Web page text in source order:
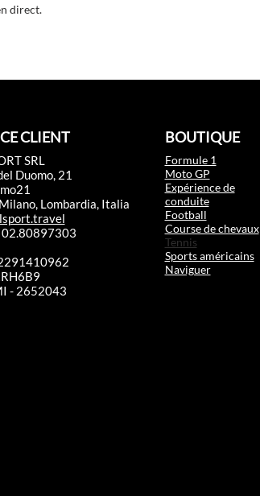
direct.
CLIENT
SRL
Duomo, 21
Lombardia, Italia
02.80897303
- 2652043​
BOUTIQUE
Formule 1
Moto GP
Expérience de
conduite
Football
Course de chevaux
Tennis
Sports américains
Naviguer